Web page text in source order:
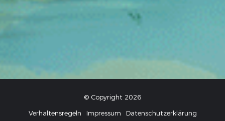
© Copyright 2026
Verhaltensregeln
Impressum Datenschutzerklärung